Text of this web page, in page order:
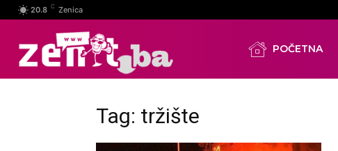
20.8 C Zenica
POČETNA
Tag: tržište